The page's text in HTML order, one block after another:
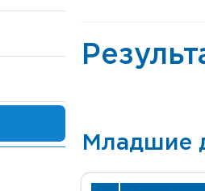
Младшие